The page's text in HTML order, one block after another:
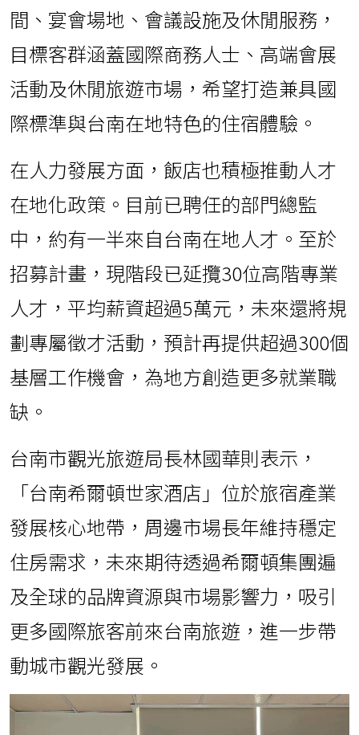
間、宴會場地、會議設施及休閒服務，
目標客群涵蓋國際商務人士、高端會展
活動及休閒旅遊市場，希望打造兼具國
際標準與台南在地特色的住宿體驗。
在人力發展方面，飯店也積極推動人才
在地化政策。目前已聘任的部門總監
中，約有一半來自台南在地人才。至於
招募計畫，現階段已延攬30位高階專業
人才，平均薪資超過5萬元，未來還將規
劃專屬徵才活動，預計再提供超過300個
基層工作機會，為地方創造更多就業職
缺。
台南市觀光旅遊局長林國華則表示，
「台南希爾頓世家酒店」位於旅宿產業
發展核心地帶，周邊市場長年維持穩定
住房需求，未來期待透過希爾頓集團遍
及全球的品牌資源與市場影響力，吸引
更多國際旅客前來台南旅遊，進一步帶
動城市觀光發展。